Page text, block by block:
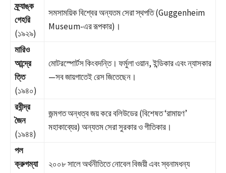
ফ্র্যাঙ্ক
গেহরি
(১৯২৯)
সমসাময়িক বিশ্বের অন্যতম সেরা স্থপতি (Guggenheim
Museum-এর রূপকার)।
মারিও
আন্দ্রে
ত্তি
(১৯৪০)
মোটরস্পোর্টস কিংবদন্তি। ফর্মুলা ওয়ান, ইন্ডিকার এবং ন্যাসকার
—সব জায়গাতেই রেস জিতেছেন।
রবীন্দ্র
জৈন
(১৯৪৪)
জন্মগত অন্ধত্ব জয় করে বলিউডের (বিশেষত ‘রামায়ণ’
মহাকাব্যের) অন্যতম সেরা সুরকার ও গীতিকার।
পল
ক্রুগম্যা
২০০৮ সালে অর্থনীতিতে নোবেল বিজয়ী এবং স্বনামধন্য